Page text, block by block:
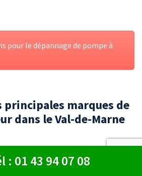
pour le dépannage de pompe à
principales marques de
dans le Val-de-Marne
unspécialiste en
: 01 43 94 07 08